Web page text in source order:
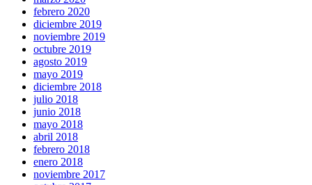
febrero 2020
diciembre 2019
noviembre 2019
octubre 2019
agosto 2019
mayo 2019
diciembre 2018
julio 2018
junio 2018
mayo 2018
abril 2018
febrero 2018
enero 2018
noviembre 2017